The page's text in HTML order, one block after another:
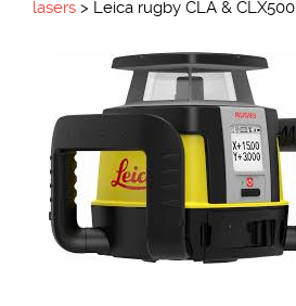
lasers > Leica rugby CLA & CLX500